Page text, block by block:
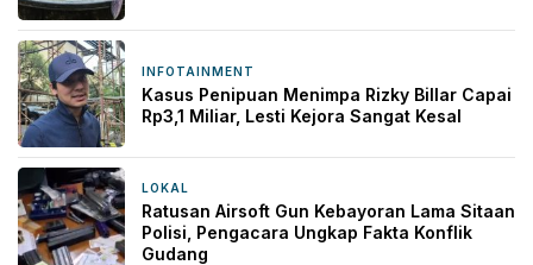
INFOTAINMENT
Kasus Penipuan Menimpa Rizky Billar Capai
Rp3,1 Miliar, Lesti Kejora Sangat Kesal
LOKAL
Ratusan Airsoft Gun Kebayoran Lama Sitaan
Polisi, Pengacara Ungkap Fakta Konflik
Gudang